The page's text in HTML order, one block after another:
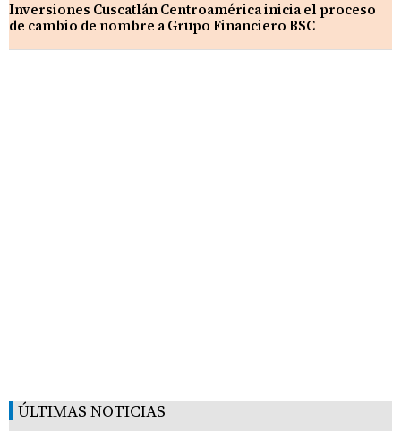
Inversiones Cuscatlán Centroamérica inicia el proceso
de cambio de nombre a Grupo Financiero BSC
ÚLTIMAS NOTICIAS